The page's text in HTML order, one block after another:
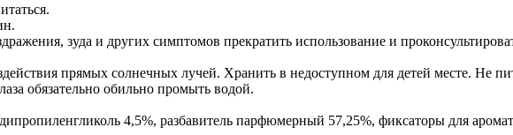
зуда и других симптомов прекратить использование и
прямых солнечных лучей. Хранить в недоступном для детей месте. Не
обязательно обильно промыть водой.
4,5%, разбавитель парфюмерный 57,25%, фиксаторы для